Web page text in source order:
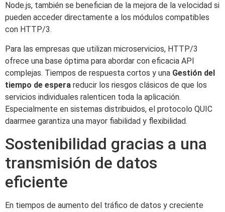
Node.js, también se benefician de la mejora de la velocidad si
pueden acceder directamente a los módulos compatibles
con HTTP/3.
Para las empresas que utilizan microservicios, HTTP/3
ofrece una base óptima para abordar con eficacia API
complejas. Tiempos de respuesta cortos y una Gestión del
tiempo de espera reducir los riesgos clásicos de que los
servicios individuales ralenticen toda la aplicación.
Especialmente en sistemas distribuidos, el protocolo QUIC
daarmee garantiza una mayor fiabilidad y flexibilidad.
Sostenibilidad gracias a una
transmisión de datos
eficiente
En tiempos de aumento del tráfico de datos y creciente